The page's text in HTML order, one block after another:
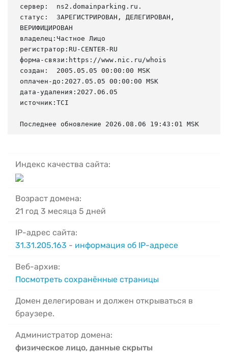
сервер:  ns2.domainparking.ru.
статус:  ЗАРЕГИСТРИРОВАН, ДЕЛЕГИРОВАН,
ВЕРИФИЦИРОВАН
владелец:Частное Лицо
регистратор:RU-CENTER-RU
форма-связи:https://www.nic.ru/whois
создан:  2005.05.05 00:00:00 MSK
оплачен-до:2027.05.05 00:00:00 MSK
дата-удаления:2027.06.05
источник:TCI
Последнее обновление 2026.08.06 19:43:01 MSK
Индекс качества сайта:
Возраст домена:
21 год 3 месяца 5 дней
IP-адрес сайта:
31.31.205.163 - информация об IP-адресе
Веб-архив:
Посмотреть сохранённые страницы
Домен делегирован и должен открываться в
браузере.
Администратор домена:
физическое лицо, данные скрыты